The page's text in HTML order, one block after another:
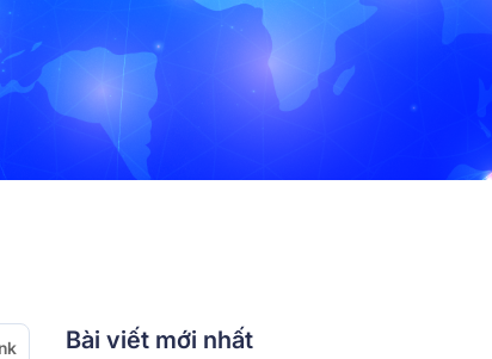
Bài viết mới nhất